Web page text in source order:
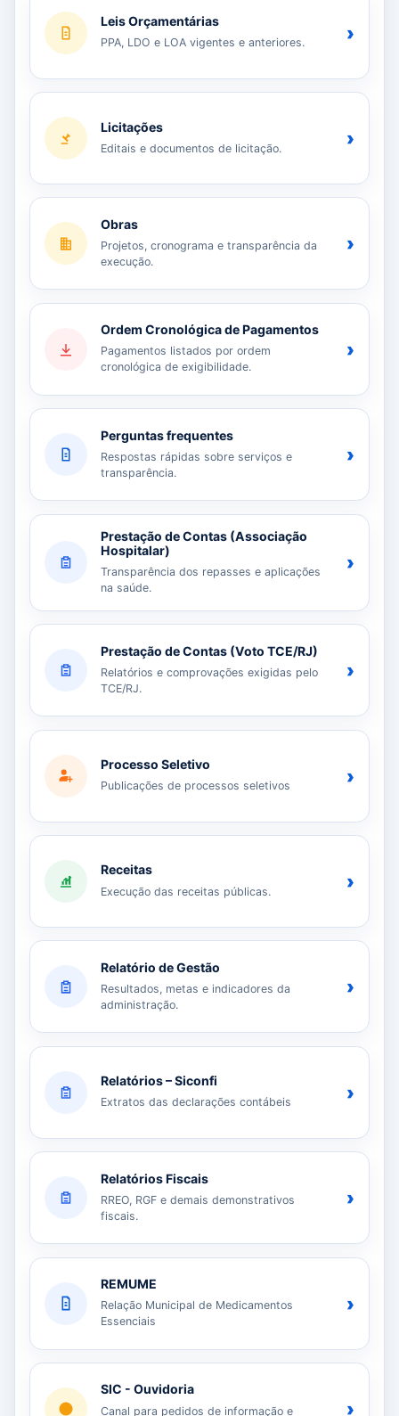
Leis Orçamentárias
PPA, LDO e LOA vigentes e anteriores. ›
Licitações
Editais e documentos de licitação. ›
Obras
Projetos, cronograma e transparência da
execução.
›
Ordem Cronológica de Pagamentos
Pagamentos listados por ordem
cronológica de exigibilidade.
›
Perguntas frequentes
Respostas rápidas sobre serviços e
transparência.
›
Prestação de Contas (Associação
Hospitalar)
Transparência dos repasses e aplicações
na saúde.
›
Prestação de Contas (Voto TCE/RJ)
Relatórios e comprovações exigidas pelo
TCE/RJ.
›
Processo Seletivo
Publicações de processos seletivos ›
Receitas
Execução das receitas públicas. ›
Relatório de Gestão
Resultados, metas e indicadores da
administração.
›
Relatórios – Siconfi
Extratos das declarações contábeis ›
Relatórios Fiscais
RREO, RGF e demais demonstrativos
fiscais.
›
REMUME
Relação Municipal de Medicamentos
Essenciais
›
SIC - Ouvidoria
Canal para pedidos de informação e
›